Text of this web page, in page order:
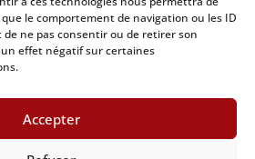
le comportement de navigation ou les ID
ne pas consentir ou de retirer son
effet négatif sur certaines
Accepter
sa
SA | Design et maintenance
App'n'Web